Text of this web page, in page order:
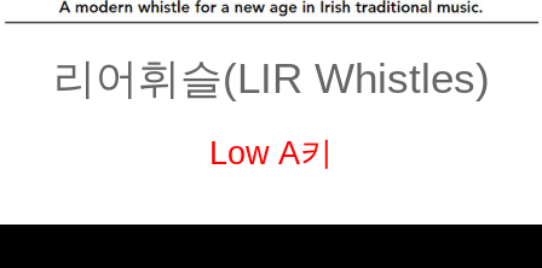
리어휘슬(LIR Whistles)
Low A키